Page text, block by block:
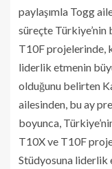
paylaşımla Togg
süreçte
T10F projelerinde,
liderlik etmenin
olduğunu belirten
ailesinden, bu ay
boyunca,
T10X ve T10F
Stüdyosuna liderlik